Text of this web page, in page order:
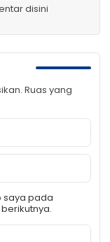
disini
Ruas yang
saya pada